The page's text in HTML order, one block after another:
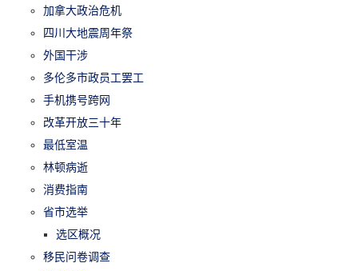
加拿大政治危机
四川大地震周年祭
外国干涉
多伦多市政员工罢工
手机携号跨网
改革开放三十年
最低室温
林顿病逝
消费指南
省市选举
选区概况
移民问卷调查